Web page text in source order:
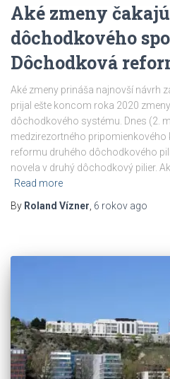
Aké zmeny
dôchodkového
Dôchodková
Aké zmeny prináša najnovší návrh
prijal ešte koncom roka 2020
dôchodkového systému. Dnes (2.
medzirezortného
reformu druhého dôchodkového
novela v druhý dôchodkový pilier.
Read more
By Roland Vízner 6 rokov ago